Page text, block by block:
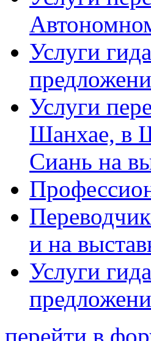
Услуги
Услуги
Шанхае, в
Сиань на
и на
Услуги
перейти в